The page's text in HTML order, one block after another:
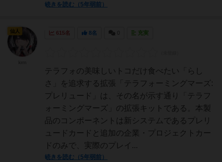
続きを読む（5年弱前）
615名 8名 充実
テラフォの美味しいトコだけ食べたい「らし
さ」を追求する拡張「テラフォーミングマーズ:
プレリュード」は、その名が示す通り「テラフ
ォーミングマーズ」の拡張キットである。本製
品のコンポーネントは新システムであるプレリ
ュードカードと追加の企業・プロジェクトカー
ドのみで、実際のプレイ...
続きを読む（5年弱前）
仙人